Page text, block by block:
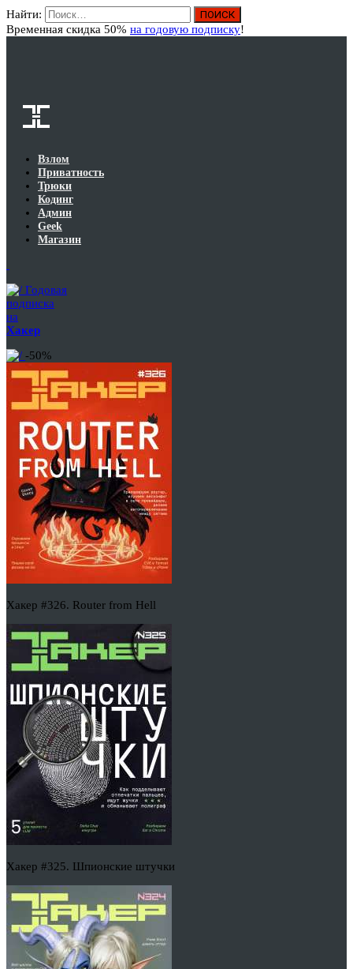
Найти:
Временная скидка 50% на годовую подписку!
Взлом
Приватность
Трюки
Кодинг
Админ
Geek
Магазин
Годовая
подписка
на
Хакер
-50%
Хакер #326. Router from Hell
Хакер #325. Шпионские штучки